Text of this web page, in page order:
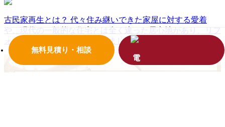
無料見積り・相談
古民家再生とは？ 代々住み継いできた家屋に対する愛着
や、現代の一般的な住宅とは全く違った居心地があり、リフ
ォームをして大切にしていきましょう。